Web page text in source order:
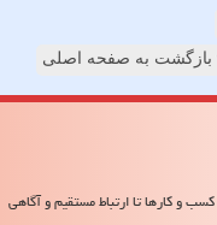
بازگشت به صفحه اصلی
و کارها تا ارتباط مستقیم و آگاهی